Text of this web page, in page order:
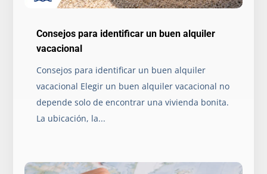
Consejos para identificar un buen alquiler
vacacional
Consejos para identificar un buen alquiler
vacacional Elegir un buen alquiler vacacional no
depende solo de encontrar una vivienda bonita.
La ubicación, la...